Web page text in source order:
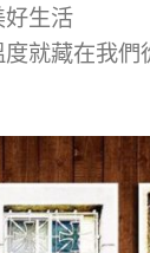
生活
就藏在我